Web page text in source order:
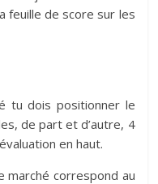
feuille de score sur les
tu dois positionner le
de part et d’autre, 4
en haut.
marché correspond au